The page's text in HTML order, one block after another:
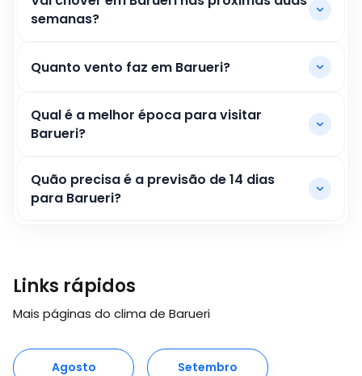
semanas?
Quanto vento faz em Barueri?
Qual é a melhor época para visitar
Barueri?
Quão precisa é a previsão de 14 dias
para Barueri?
Links rápidos
Mais páginas do clima de Barueri
Agosto Setembro